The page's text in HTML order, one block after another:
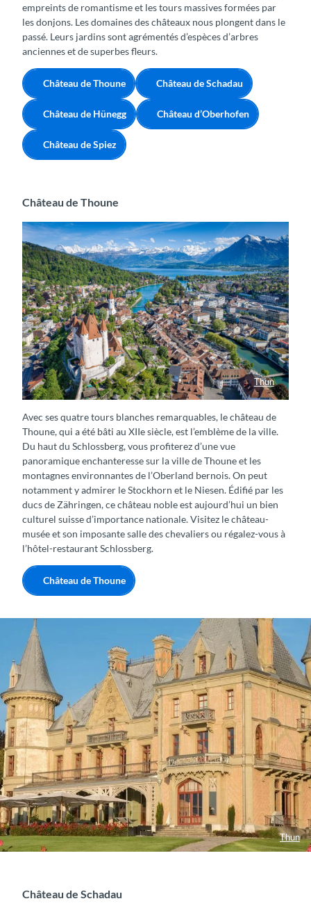
empreints de romantisme et les tours massives formées par
les donjons. Les domaines des châteaux nous plongent dans le
passé. Leurs jardins sont agrémentés d’espèces d’arbres
anciennes et de superbes fleurs.
Château de Thoune Château de Schadau
Château de Hünegg Château d’Oberhofen
Château de Spiez
Château de Thoune
Thun
Luftaufnahme der Stadt Thun mit Schloss, Aare und Thunersee
Avec ses quatre tours blanches remarquables, le château de
Thoune, qui a été bâti au XIIe siècle, est l’emblème de la ville.
Du haut du Schlossberg, vous profiterez d’une vue
panoramique enchanteresse sur la ville de Thoune et les
montagnes environnantes de l’Oberland bernois. On peut
notamment y admirer le Stockhorn et le Niesen. Édifié par les
ducs de Zähringen, ce château noble est aujourd’hui un bien
culturel suisse d’importance nationale. Visitez le château-
musée et son imposante salle des chevaliers ou régalez-vous à
l’hôtel-restaurant Schlossberg.
Château de Thoune
Thun
Château de Schadau